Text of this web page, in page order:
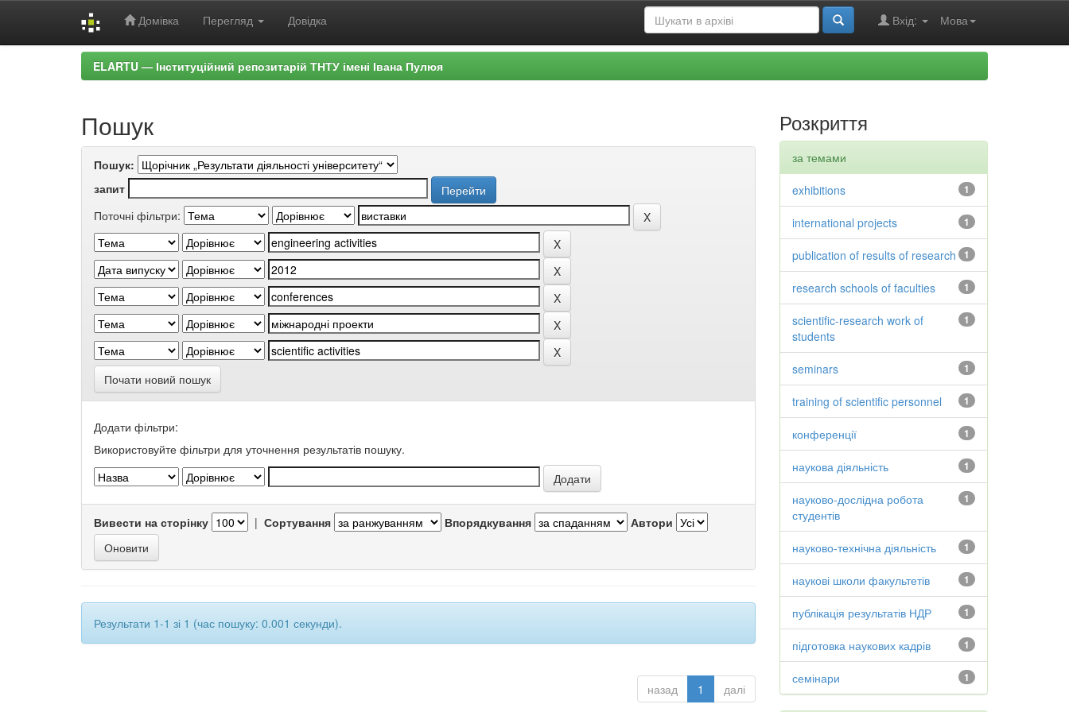
Домівка Перегляд Довідка Мова
Вхід:
ELARTU — Інституційний репозитарій ТНТУ імені Івана Пулюя
Пошук
Пошук:
запит
Поточні фільтри:
Почати новий пошук
Додати фільтри:
Використовуйте фільтри для уточнення результатів пошуку.
Вивести на сторінку | Сортування Впорядкування Автори
Результати 1-1 зі 1 (час пошуку: 0.001 секунди).
назад 1 далі
Розкриття
за темами
1
exhibitions
1
international projects
1
publication of results of research
1
research schools of faculties
1
scientific-research work of
students
1
seminars
1
training of scientific personnel
1
конференції
1
наукова діяльність
1
науково-дослідна робота
студентів
1
науково-технічна діяльність
1
наукові школи факультетів
1
публікація результатів НДР
1
підготовка наукових кадрів
1
семінари